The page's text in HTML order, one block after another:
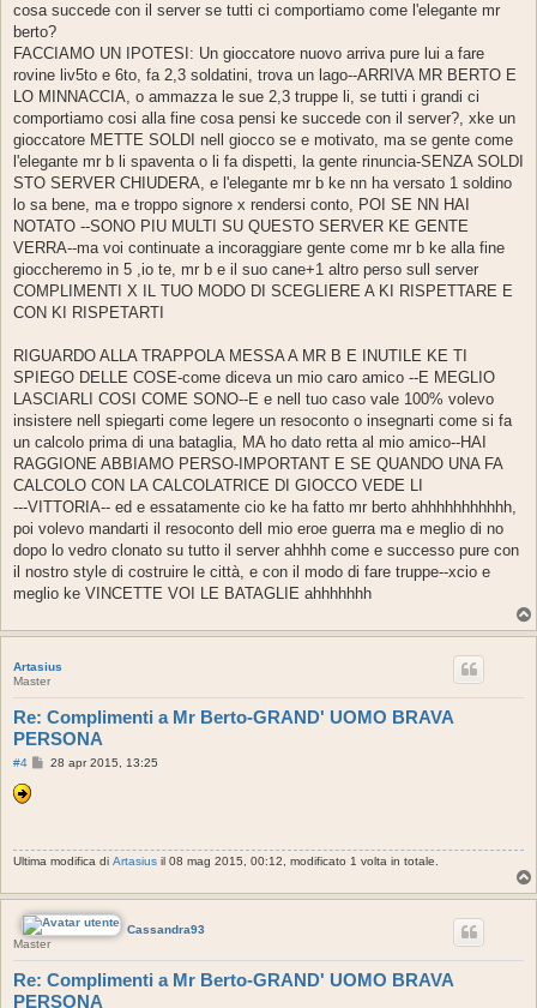
a
g
i
o
cosa succede con il server se tutti ci comportiamo come l'elegante mr
berto?
FACCIAMO UN IPOTESI: Un gioccatore nuovo arriva pure lui a fare
rovine liv5to e 6to, fa 2,3 soldatini, trova un lago--ARRIVA MR BERTO E
LO MINNACCIA, o ammazza le sue 2,3 truppe li, se tutti i grandi ci
comportiamo cosi alla fine cosa pensi ke succede con il server?, xke un
gioccatore METTE SOLDI nell giocco se e motivato, ma se gente come
l'elegante mr b li spaventa o li fa dispetti, la gente rinuncia-SENZA SOLDI
STO SERVER CHIUDERA, e l'elegante mr b ke nn ha versato 1 soldino
lo sa bene, ma e troppo signore x rendersi conto, POI SE NN HAI
NOTATO --SONO PIU MULTI SU QUESTO SERVER KE GENTE
VERRA--ma voi continuate a incoraggiare gente come mr b ke alla fine
gioccheremo in 5 ,io te, mr b e il suo cane+1 altro perso sull server
COMPLIMENTI X IL TUO MODO DI SCEGLIERE A KI RISPETTARE E
CON KI RISPETARTI
RIGUARDO ALLA TRAPPOLA MESSA A MR B E INUTILE KE TI
SPIEGO DELLE COSE-come diceva un mio caro amico --E MEGLIO
LASCIARLI COSI COME SONO--E e nell tuo caso vale 100% volevo
insistere nell spiegarti come legere un resoconto o insegnarti come si fa
un calcolo prima di una bataglia, MA ho dato retta al mio amico--HAI
RAGGIONE ABBIAMO PERSO-IMPORTANT E SE QUANDO UNA FA
CALCOLO CON LA CALCOLATRICE DI GIOCCO VEDE LI
---VITTORIA-- ed e essatamente cio ke ha fatto mr berto ahhhhhhhhhhh,
poi volevo mandarti il resoconto dell mio eroe guerra ma e meglio di no
dopo lo vedro clonato su tutto il server ahhhh come e successo pure con
il nostro style di costruire le città, e con il modo di fare truppe--xcio e
meglio ke VINCETTE VOI LE BATAGLIE ahhhhhhh
Artasius
Master
Re: Complimenti a Mr Berto-GRAND' UOMO BRAVA
PERSONA
#4
M
g
i
28 apr 2015, 13:25
Ultima modifica di Artasius il 08 mag 2015, 00:12, modificato 1 volta in totale.
Cassandra93
Master
Re: Complimenti a Mr Berto-GRAND' UOMO BRAVA
PERSONA